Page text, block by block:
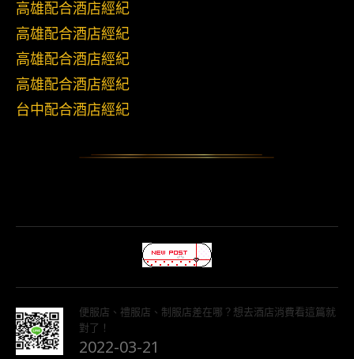
高雄配合酒店經紀
高雄配合酒店經紀
高雄配合酒店經紀
高雄配合酒店經紀
台中配合酒店經紀
便服店、禮服店、制服店差在哪？想去酒店消費看這篇就
對了！
2022-03-21